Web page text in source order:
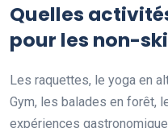
Quelles
pour les non-
Les raquettes, le yoga en
Gym, les balades en forêt,
expériences